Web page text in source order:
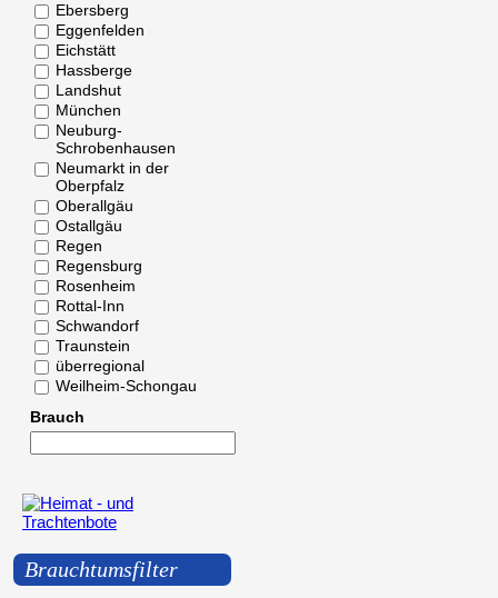
Ebersberg
Eggenfelden
Eichstätt
Hassberge
Landshut
München
Neuburg-
Schrobenhausen
Neumarkt in der
Oberpfalz
Oberallgäu
Ostallgäu
Regen
Regensburg
Rosenheim
Rottal-Inn
Schwandorf
Traunstein
überregional
Weilheim-Schongau
Brauch
Brauchtumsfilter